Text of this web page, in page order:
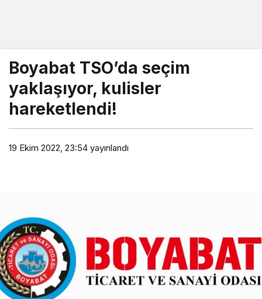
Boyabat TSO’da seçim
yaklaşıyor, kulisler
hareketlendi!
19 Ekim 2022, 23:54 yayınlandı